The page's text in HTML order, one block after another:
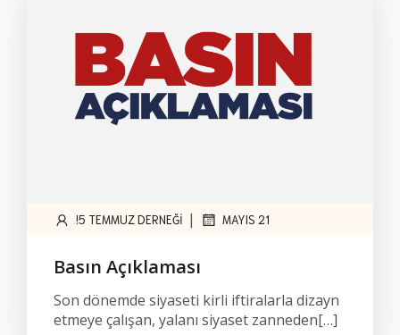
!5 TEMMUZ DERNEĞI | MAYIS 21
Basın Açıklaması
Son dönemde siyaseti kirli iftiralarla dizayn
etmeye çalışan, yalanı siyaset zanneden[…]